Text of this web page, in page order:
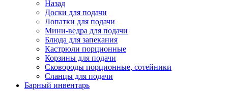
Назад
Доски для подачи
Лопатки для подачи
Мини-ведра для подачи
Блюда для запекания
Кастрюли порционные
Корзины для подачи
Сковороды порционные, сотейники
Сланцы для подачи
Барный инвентарь